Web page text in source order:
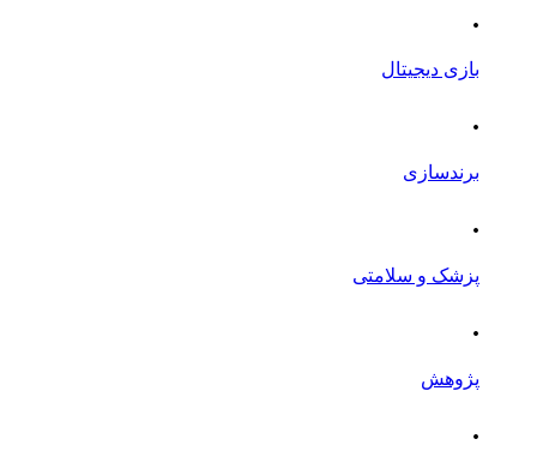
.
بازی دیجیتال
.
برندسازی
.
پزشک و سلامتی
.
پژوهش
.